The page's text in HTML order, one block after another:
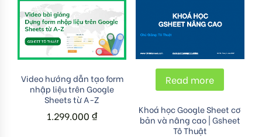
Add to cart
Video hướng dẫn tạo form
nhập liệu trên Google
Sheets từ A-Z
1.299.000 ₫
Read more
Khoá học Google Sheet cơ
bản và nâng cao | Gsheet
Tô Thuật